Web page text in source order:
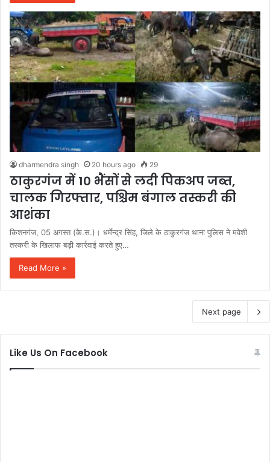
dharmendra singh 20 hours ago 29
ठाकुरगंज में 10 भैंसों से लदी पिकअप जब्त,
चालक गिरफ्तार, पश्चिम बंगाल तस्करी की
आशंका
किशनगंज, 05 अगस्त (के.स.)। धर्मेन्द्र सिंह, जिले के ठाकुरगंज थाना पुलिस ने मवेशी
तस्करी के खिलाफ बड़ी कार्रवाई करते हुए…
Read More »
Next page
Like Us On Facebook